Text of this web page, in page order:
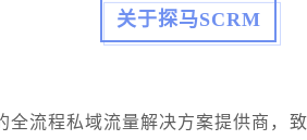
关于探马SCRM
全流程私域流量解决方案提供商，